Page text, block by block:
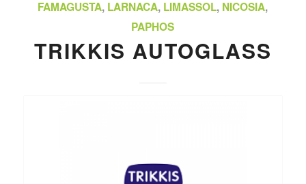
FAMAGUSTA, LARNACA, LIMASSOL, NICOSIA,
PAPHOS
TRIKKIS AUTOGLASS